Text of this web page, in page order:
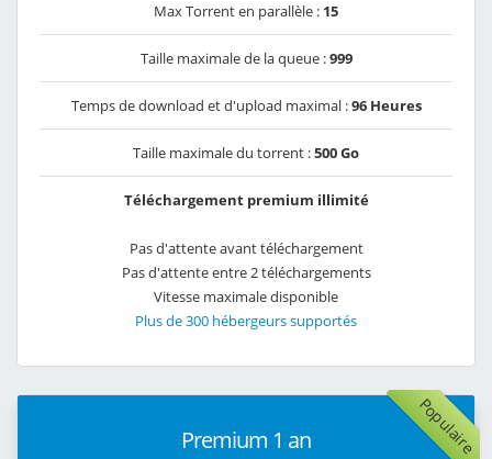
Max Torrent en parallèle : 15
Taille maximale de la queue :999
Temps de download et d'upload maximal :96 Heures
Taille maximale du torrent :500 Go
Téléchargement premium illimité
Pas d'attente avant téléchargement
Pas d'attente entre 2 téléchargements
Vitesse maximale disponible
Plus de 300 hébergeurs supportés
Populaire
Premium 1 an